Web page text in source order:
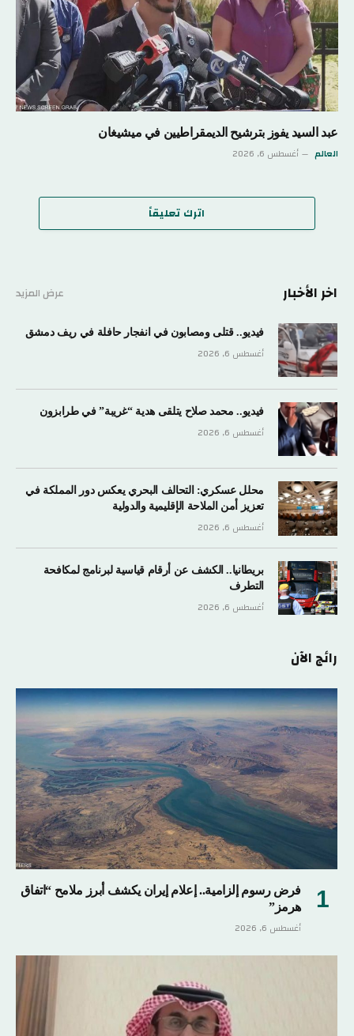
عبد السيد يفوز بترشيح الديمقراطيين في ميشيغان
العالم أغسطس 6, 2026
اترك تعليقاً
اخر الأخبار عرض المزيد
فيديو.. قتلى ومصابون في انفجار حافلة في ريف دمشق
أغسطس 6, 2026
فيديو.. محمد صلاح يتلقى هدية “غريبة” في طرابزون
أغسطس 6, 2026
محلل عسكري: التحالف البحري يعكس دور المملكة في
تعزيز أمن الملاحة الإقليمية والدولية
أغسطس 6, 2026
بريطانيا.. الكشف عن أرقام قياسية لبرنامج لمكافحة
التطرف
أغسطس 6, 2026
رائج الآن
فرض رسوم إلزامية.. إعلام إيران يكشف أبرز ملامح “اتفاق
هرمز”
أغسطس 6, 2026